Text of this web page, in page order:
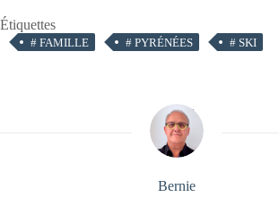
Étiquettes
# FAMILLE # PYRÉNÉES # SKI
Bernie